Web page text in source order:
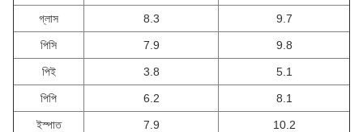
গ্লাস 8.3 9.7
পিসি 7.9 9.8
পিই 3.8 5.1
পিপি 6.2 8.1
ইস্পাত 7.9
10.2